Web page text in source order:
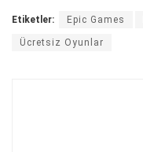
Etiketler: Epic Games
Ücretsiz Oyunlar